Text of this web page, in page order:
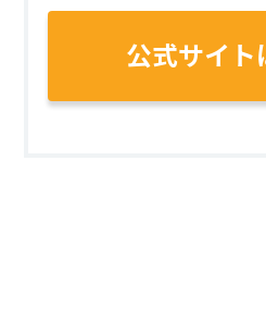
公式サイト